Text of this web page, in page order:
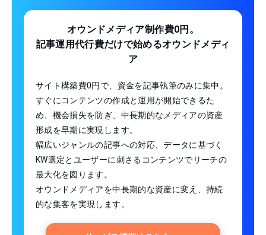
オウンドメディア制作費0円。
記事運用代行費だけで始めるオウンドメディ
ア
サイト構築費0円で、資金を記事執筆のみに集中。
すぐにコンテンツの作成と運用が開始できるた
め、機会損失を防ぎ、中長期的なメディアの資産
形成を早期に実現します。
幅広いジャンルの記事への対応、データに基づく
KW選定とユーザーに刺さるコンテンツでリーチの
最大化を図ります。
オウンドメディアを中長期的な資産に変え、持続
的な集客を実現します。